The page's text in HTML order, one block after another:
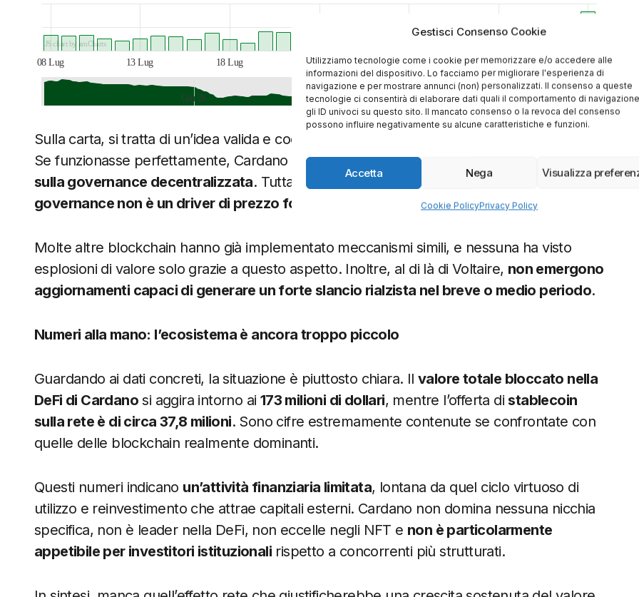
Gestisci Consenso Cookie
Utilizziamo tecnologie come i cookie per memorizzare e/o accedere alle
informazioni del dispositivo. Lo facciamo per migliorare l'esperienza di
navigazione e per mostrare annunci (non) personalizzati. Il consenso a queste
tecnologie ci consentirà di elaborare dati quali il comportamento di
gli ID univoci su questo sito. Il mancato consenso o la revoca del consenso
possono influire negativamente su alcune caratteristiche e funzioni.
Accetta Nega Visualizza
Cookie PolicyPrivacy Policy
08 Lug 13 Lug 18 Lug 23 Lug 28 Lug 02 Ago 07 Ago
JS chart by amCharts
Giu 26 Lug 26 Ago 26
Sulla carta, si tratta di un’idea valida e coerente con la filosofia della decentralizzazione.
Se funzionasse perfettamente, Cardano potrebbe diventare un
sulla governance decentralizzata. Tuttavia, bisogna essere realistici:migliorare la
governance non è un driver di prezzo forte
Molte altre blockchain hanno già implementato meccanismi simili, e nessuna ha visto
esplosioni di valore solo grazie a questo aspetto. Inoltre, al di là di Voltaire, non emergono
aggiornamenti capaci di generare un forte slancio rialzista nel breve o medio periodo.
Numeri alla mano: l’ecosistema è ancora troppo piccolo
Guardando ai dati concreti, la situazione è piuttosto chiara. Il valore totale bloccato nella
DeFi di Cardano si aggira intorno ai 173 milioni di dollari, mentre l’offerta di stablecoin
sulla rete è di circa 37,8 milioni. Sono cifre estremamente contenute se confrontate con
quelle delle blockchain realmente dominanti.
Questi numeri indicano un’attività finanziaria limitata, lontana da quel ciclo virtuoso di
utilizzo e reinvestimento che attrae capitali esterni. Cardano non domina nessuna nicchia
specifica, non è leader nella DeFi, non eccelle negli NFT e non è particolarmente
appetibile per investitori istituzionali rispetto a concorrenti più strutturati.